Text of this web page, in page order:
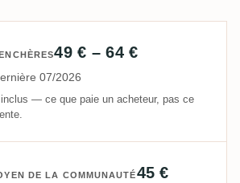
49 € – 64 €
07/2026
— ce que paie un acheteur, pas ce
DE LA COMMUNAUTÉ45 €